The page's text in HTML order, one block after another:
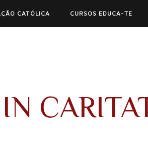
CATÓLICA CURSOS EDUCA-TE